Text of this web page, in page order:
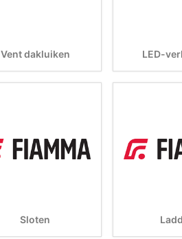
Vent dakluiken LED-
Sloten